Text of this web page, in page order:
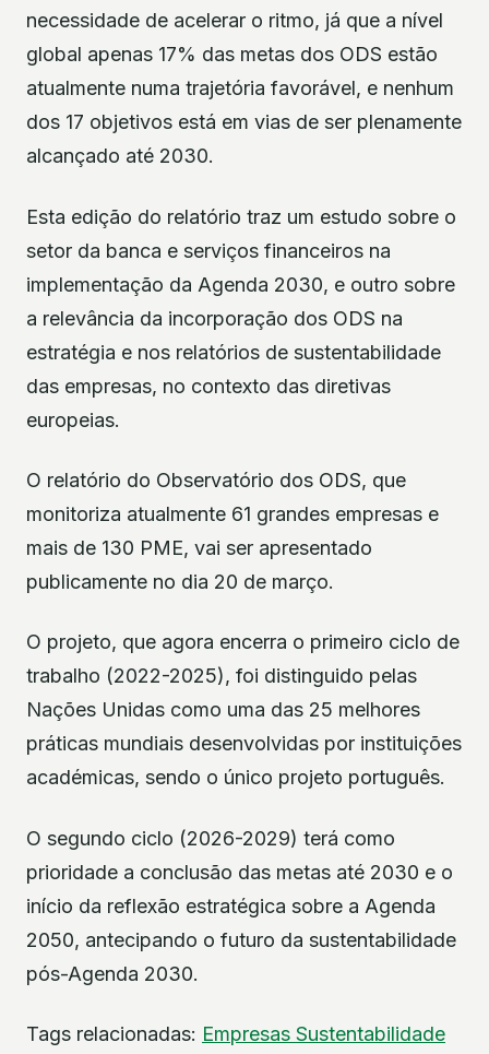
necessidade de acelerar o ritmo, já que a nível
global apenas 17% das metas dos ODS estão
atualmente numa trajetória favorável, e nenhum
dos 17 objetivos está em vias de ser plenamente
alcançado até 2030.
Esta edição do relatório traz um estudo sobre o
setor da banca e serviços financeiros na
implementação da Agenda 2030, e outro sobre
a relevância da incorporação dos ODS na
estratégia e nos relatórios de sustentabilidade
das empresas, no contexto das diretivas
europeias.
O relatório do Observatório dos ODS, que
monitoriza atualmente 61 grandes empresas e
mais de 130 PME, vai ser apresentado
publicamente no dia 20 de março.
O projeto, que agora encerra o primeiro ciclo de
trabalho (2022-2025), foi distinguido pelas
Nações Unidas como uma das 25 melhores
práticas mundiais desenvolvidas por instituições
académicas, sendo o único projeto português.
O segundo ciclo (2026-2029) terá como
prioridade a conclusão das metas até 2030 e o
início da reflexão estratégica sobre a Agenda
2050, antecipando o futuro da sustentabilidade
pós-Agenda 2030.
Tags relacionadas: Empresas Sustentabilidade